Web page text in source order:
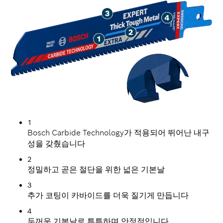
1
Bosch Carbide Technology가 적용되어 뛰어난 내구
성을 갖췄습니다
2
정밀하고 곧은 절단을 위한 넓은 기본날
3
추가 코팅이 카바이드를 더욱 질기게 만듭니다
4